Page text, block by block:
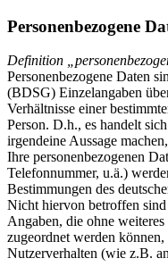
Personenbezogene
Definition
Personenbezogene Daten
(BDSG) Einzelangaben
Verhältnisse einer
Person. D.h., es handelt
irgendeine Aussage
Ihre personenbezogenen
Telefonnummer, u.ä.)
Bestimmungen des
Nicht hiervon betroffen
Angaben, die ohne
zugeordnet werden
Nutzerverhalten (wie z.B.